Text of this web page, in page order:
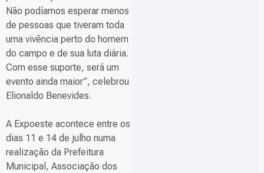
Não podíamos esperar menos
de pessoas que tiveram toda
uma vivência perto do homem
do campo e de sua luta diária.
Com esse suporte, será um
evento ainda maior”, celebrou
Elionaldo Benevides.
A Expoeste acontece entre os
dias 11 e 14 de julho numa
realização da Prefeitura
Municipal, Associação dos